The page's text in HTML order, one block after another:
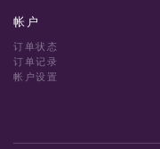
帐户
订单状态
订单记录
帐户设置